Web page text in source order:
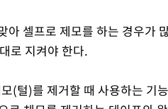
셀프로 제모를 하는 경우가
로 지켜야 한다.
(털)를 제거할 때 사용하는 기